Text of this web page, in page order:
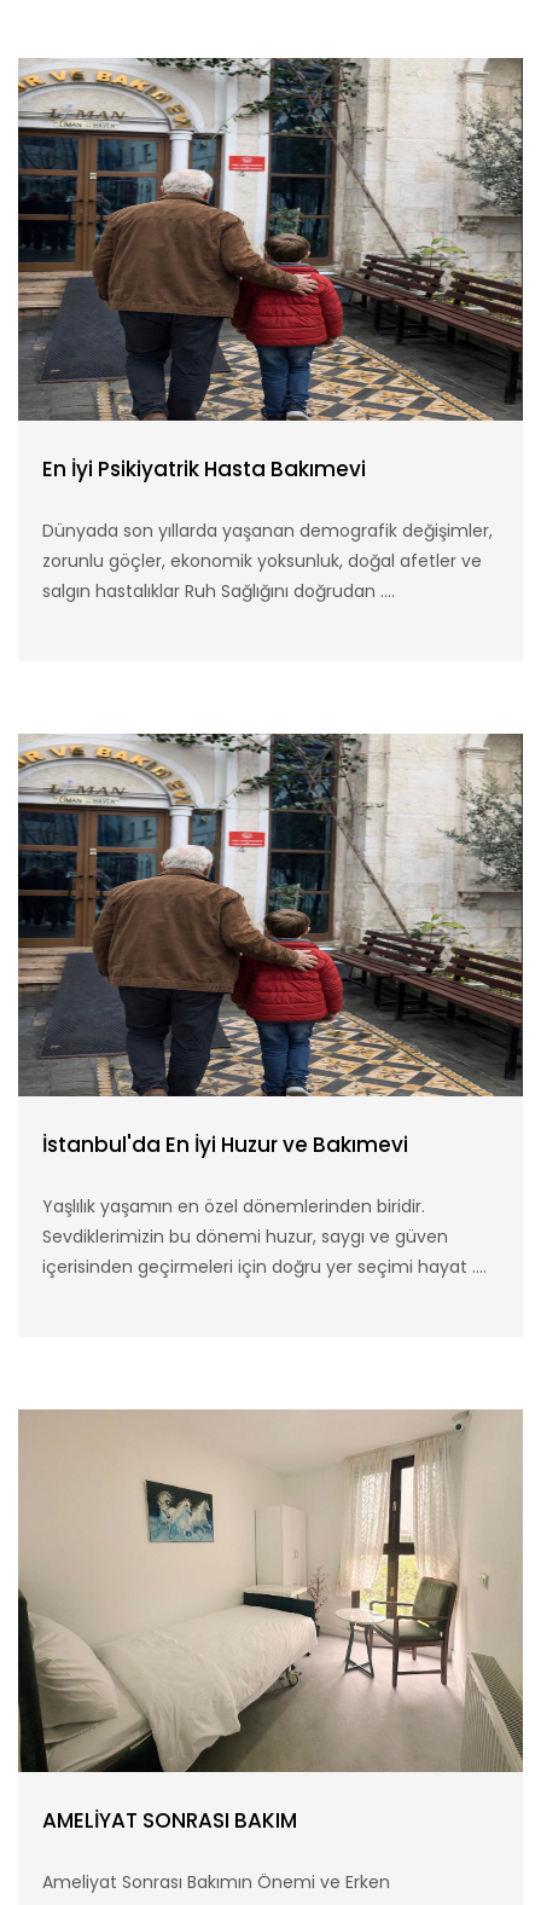
En İyi Psikiyatrik Hasta Bakımevi
Dünyada son yıllarda yaşanan demografik değişimler,
zorunlu göçler, ekonomik yoksunluk, doğal afetler ve
salgın hastalıklar Ruh Sağlığını doğrudan ....
İstanbul'da En İyi Huzur ve Bakımevi
Yaşlılık yaşamın en özel dönemlerinden biridir.
Sevdiklerimizin bu dönemi huzur, saygı ve güven
içerisinden geçirmeleri için doğru yer seçimi hayat ....
AMELİYAT SONRASI BAKIM
Ameliyat Sonrası Bakımın Önemi ve Erken